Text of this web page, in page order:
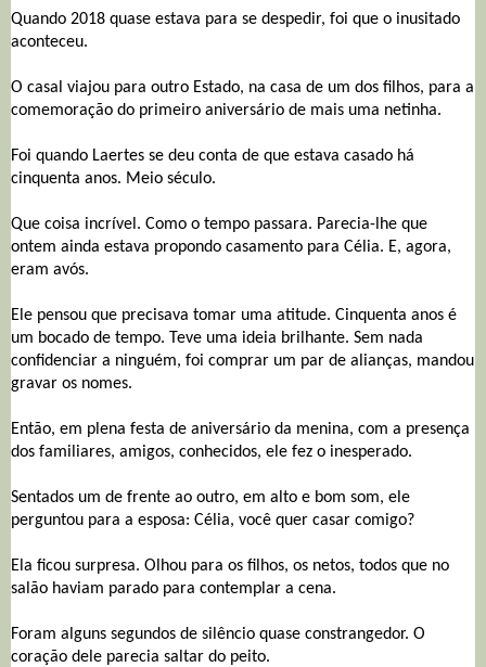
Quando 2018 quase estava para se despedir, foi que o inusitado
aconteceu.
O casal viajou para outro Estado, na casa de um dos filhos, para a
comemoração do primeiro aniversário de mais uma netinha.
Foi quando Laertes se deu conta de que estava casado há
cinquenta anos. Meio século.
Que coisa incrível. Como o tempo passara. Parecia-lhe que
ontem ainda estava propondo casamento para Célia. E, agora,
eram avós.
Ele pensou que precisava tomar uma atitude. Cinquenta anos é
um bocado de tempo. Teve uma ideia brilhante. Sem nada
confidenciar a ninguém, foi comprar um par de alianças, mandou
gravar os nomes.
Então, em plena festa de aniversário da menina, com a presença
dos familiares, amigos, conhecidos, ele fez o inesperado.
Sentados um de frente ao outro, em alto e bom som, ele
perguntou para a esposa: Célia, você quer casar comigo?
Ela ficou surpresa. Olhou para os filhos, os netos, todos que no
salão haviam parado para contemplar a cena.
Foram alguns segundos de silêncio quase constrangedor. O
coração dele parecia saltar do peito.